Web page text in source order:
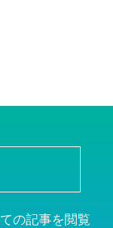
の記事を閲覧